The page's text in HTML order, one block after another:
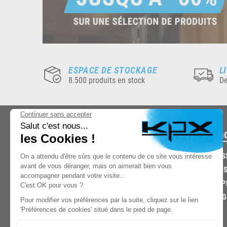
ESPACE DE STOCKAGE
8.500 produits en stock
03.85.32.96.74
© 2026 -KPX PARTS- SITE CRÉÉ PARLET'S CLIC